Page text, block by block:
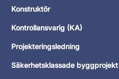
Konstruktör
Kontrollansvarig (KA)
Projekteringsledning
Säkerhetsklassade byggprojekt